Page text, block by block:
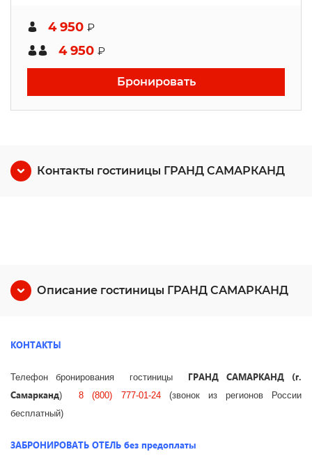
4 950 ₽
4 950 ₽
Бронировать
Контакты гостиницы ГРАНД САМАРКАНД
Описание гостиницы ГРАНД САМАРКАНД
КОНТАКТЫ
Телефон бронирования гостиницы ГРАНД САМАРКАНД (г.
Самарканд)8 (800) 777-01-24(звонок из регионов России
бесплатный)
ЗАБРОНИРОВАТЬ ОТЕЛЬ без предоплаты